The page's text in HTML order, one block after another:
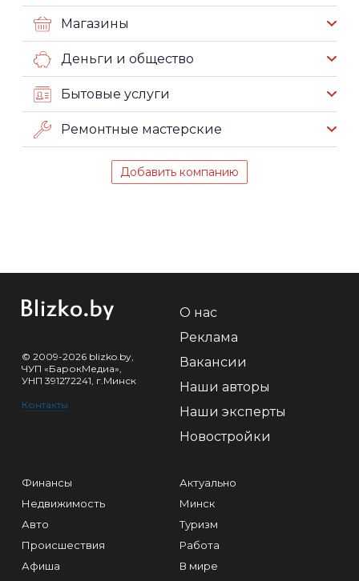
Магазины
Деньги и общество
Бытовые услуги
Ремонтные мастерские
Добавить компанию
© 2009-2026 blizko.by,
ЧУП «БарокМедиа»,
УНП 391272241, г.Минск
Контакты
О нас
Реклама
Вакансии
Наши авторы
Наши эксперты
Новостройки
Финансы
Недвижимость
Авто
Происшествия
Афиша
Актуально
Минск
Туризм
Работа
В мире